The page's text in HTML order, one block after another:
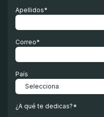
Apellidos*
Correo*
País
¿A qué te dedicas?*